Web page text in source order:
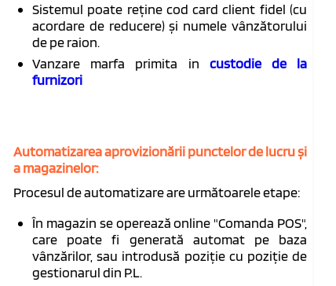
Sistemul poate reține cod card client fidel (cu
acordare de reducere) și numele vânzătorului
de pe raion.
Vanzare marfa primita in custodie de la
furnizori
Automatizarea aprovizionării punctelor de lucru și
a magazinelor:
Procesul de automatizare are următoarele etape:
În magazin se operează online "Comanda POS",
care poate fi generată automat pe baza
vânzărilor, sau introdusă poziție cu poziție de
gestionarul din P.L.